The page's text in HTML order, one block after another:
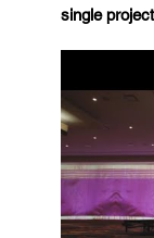
single